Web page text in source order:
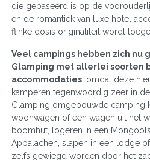
die gebaseerd is op de
en de romantiek van luxe hotel
flinke dosis originaliteit wordt
Veel campings hebben zich nu
Glamping met allerlei soorten
accommodaties , omdat deze
kamperen tegenwoordig zeer in
Glamping omgebouwde camping
woonwagen of een wagen uit het
boomhut, logeren in een
Appalachen, slapen in een lodge
zelfs gewiegd worden door het